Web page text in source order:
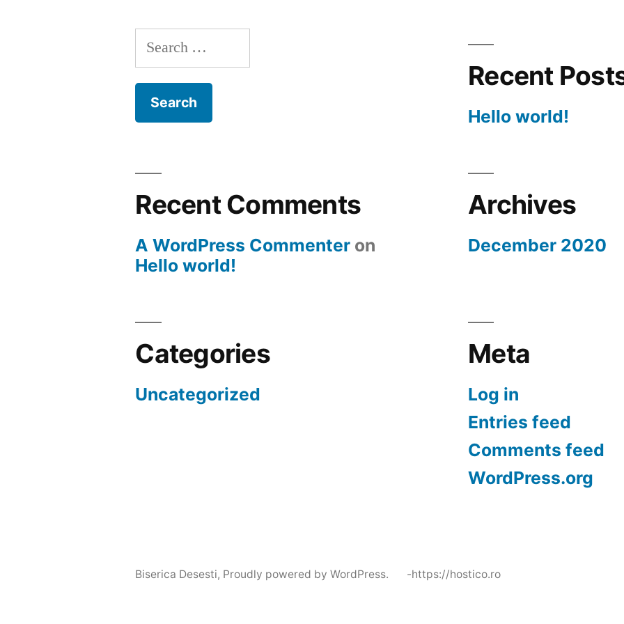
Search
for:
Recent
Hello world!
Recent Comments
A WordPress Commenter on
Hello world!
Archives
December 2020
Categories
Uncategorized
Meta
Log in
Entries feed
Comments feed
WordPress.org
Biserica Desesti, Proudly powered by WordPress. -https://hostico.ro